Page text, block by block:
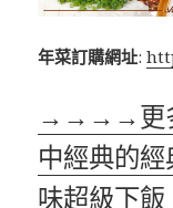
年菜訂購網址:
→→→→更多
中經典的
味超級下